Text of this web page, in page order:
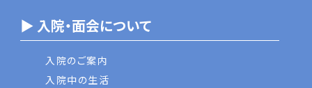
▶ 入院・面会について
入院のご案内
入院中の生活